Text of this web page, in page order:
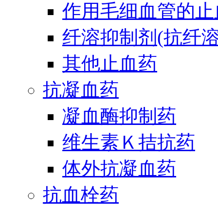
作用毛细血管的
纤溶抑制剂(抗纤
其他止血药
抗凝血药
凝血酶抑制药
维生素Ｋ拮抗药
体外抗凝血药
抗血栓药